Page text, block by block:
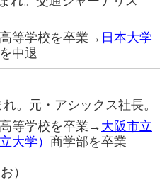
等学校を卒業→ 日本大学
中退
。元・アシックス社長。
等学校を卒業→ 大阪市立
大学） 商学部を卒業
）